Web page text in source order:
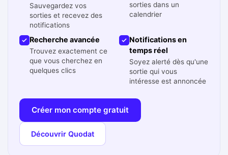
Sauvegardez vos
sorties et recevez des
notifications
sorties dans un
calendrier
Recherche avancée
Trouvez exactement ce
que vous cherchez en
quelques clics
Notifications en
temps réel
Soyez alerté dès qu'une
sortie qui vous
intéresse est annoncée
Créer mon compte gratuit
Découvrir Quodat